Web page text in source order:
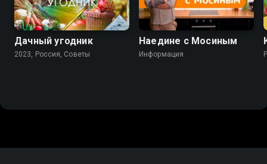
Дачный угодник
2023, Россия, Советы
Наедине с Мосиным
Информация